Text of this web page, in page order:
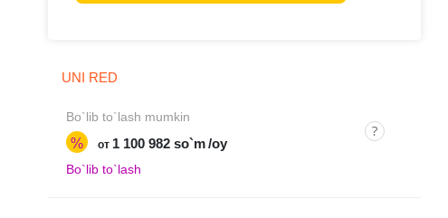
UNI RED
Bo`lib to`lash mumkin
% от 1 100 982 so`m /oy
Bo`lib to`lash